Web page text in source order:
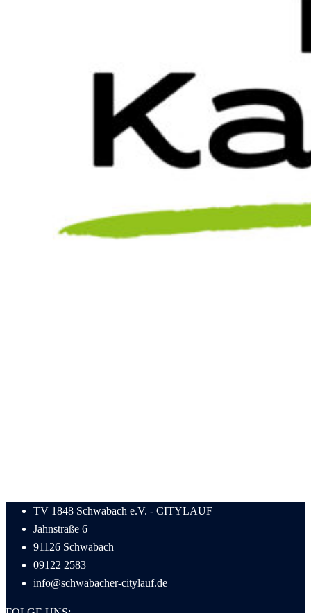
TV 1848 Schwabach e.V. - CITYLAUF
Jahnstraße 6
91126 Schwabach
09122 2583
info@schwabacher-citylauf.de